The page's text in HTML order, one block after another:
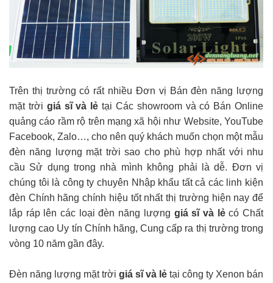
Trên thị trường có rất nhiều Đơn vị Bán đèn năng lượng
mặt trời giá sĩ và lẻ tại Các showroom và có Bán Online
quảng cáo rầm rộ trên mạng xã hội như Website, YouTube
Facebook, Zalo…, cho nên quý khách muốn chọn một mẫu
đèn năng lượng mặt trời sao cho phù hợp nhất với nhu
cầu Sử dụng trong nhà mình không phải là dễ. Đơn vị
chúng tôi là công ty chuyên Nhập khẩu tất cả các linh kiện
đèn Chính hãng chính hiệu tốt nhất thị trường hiện nay để
lắp ráp lên các loại đèn năng lượng giá sĩ và lẻcó Chất
lượng cao Uy tín Chính hãng, Cung cấp ra thị trường trong
vòng 10 năm gần đây.
Đèn năng lượng mặt trời giá sĩ và lẻ tại công ty Xenon bán